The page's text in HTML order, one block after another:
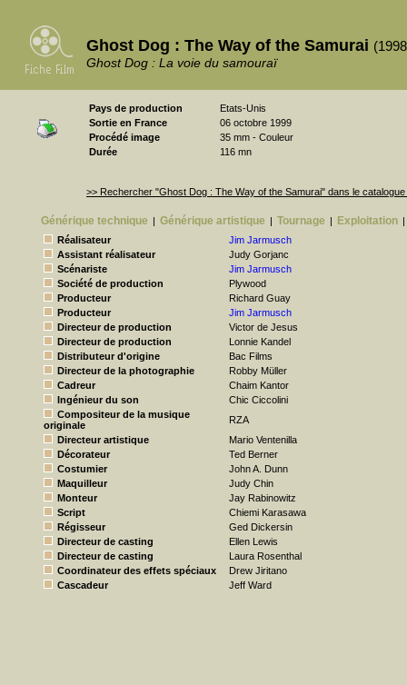
Ghost Dog : The Way of the Samurai
Ghost Dog : La voie du samouraï
Pays de production
Etats-Unis
Sortie en France
06 octobre 1999
Procédé image
35 mm - Couleur
Durée
116 mn
>> Rechercher "Ghost Dog : The Way of the Samurai" dans le
Générique technique | Générique artistique | Tournage | Exploitation |
Réalisateur
Jim Jarmusch
Assistant réalisateur
Judy Gorjanc
Scénariste
Jim Jarmusch
Société de production
Plywood
Producteur
Richard Guay
Producteur
Jim Jarmusch
Directeur de production
Victor de Jesus
Directeur de production
Lonnie Kandel
Distributeur d'origine
Bac Films
Directeur de la photographie
Robby Müller
Cadreur
Chaim Kantor
Ingénieur du son
Chic Ciccolini
Compositeur de la musique
originale
RZA
Directeur artistique
Mario Ventenilla
Décorateur
Ted Berner
Costumier
John A. Dunn
Maquilleur
Judy Chin
Monteur
Jay Rabinowitz
Script
Chiemi Karasawa
Régisseur
Ged Dickersin
Directeur de casting
Ellen Lewis
Directeur de casting
Laura Rosenthal
Coordinateur des effets spéciaux
Drew Jiritano
Cascadeur
Jeff Ward